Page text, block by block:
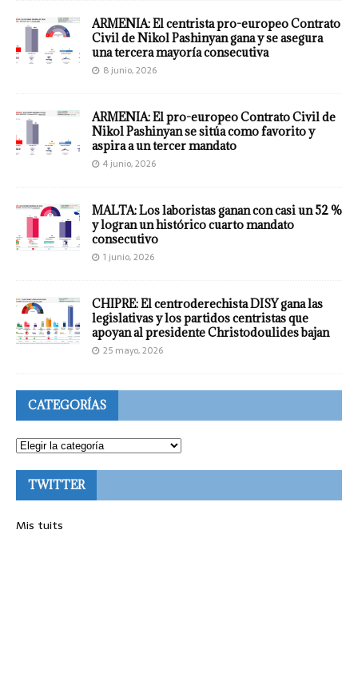
ARMENIA: El centrista pro-europeo Contrato
Civil de Nikol Pashinyan gana y se asegura
una tercera mayoría consecutiva
8 junio, 2026
ARMENIA: El pro-europeo Contrato Civil de
Nikol Pashinyan se sitúa como favorito y
aspira a un tercer mandato
4 junio, 2026
MALTA: Los laboristas ganan con casi un 52 %
y logran un histórico cuarto mandato
consecutivo
1 junio, 2026
CHIPRE: El centroderechista DISY gana las
legislativas y los partidos centristas que
apoyan al presidente Christodoulides bajan
25 mayo, 2026
CATEGORÍAS
TWITTER
Mis tuits